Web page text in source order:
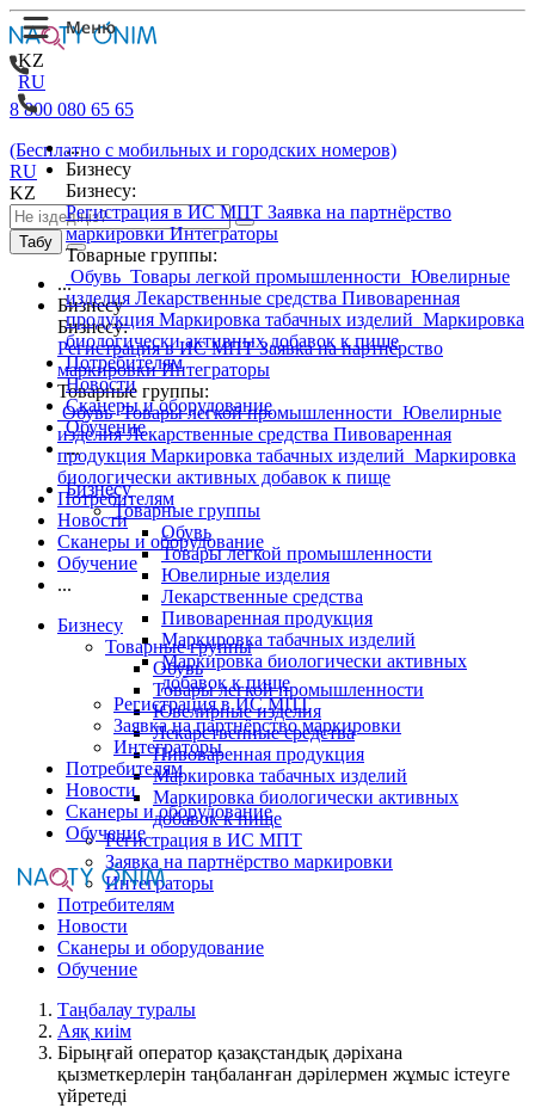
KZ
RU
...
Бизнесу
Бизнесу:
Регистрация в ИС МПТ Заявка на партнёрство
маркировкиИнтеграторы
Товарные группы:
Обувь Товары легкой промышленности Ювелирные
изделия Лекарственные средства Пивоваренная
продукция Маркировка табачных изделий Маркировка
биологически активных добавок к пище
Потребителям
Новости
Сканеры и оборудование
Обучение
...
Бизнесу
Товарные группы
Обувь
Товары легкой промышленности
Ювелирные изделия
Лекарственные средства
Пивоваренная продукция
Маркировка табачных изделий
Маркировка биологически активных
добавок к пище
Регистрация в ИС МПТ
Заявка на партнёрство маркировки
Интеграторы
Потребителям
Новости
Сканеры и оборудование
Обучение
8 800 080 65 65
(Бесплатно с мобильных и городских номеров)
RU
KZ
Табу
...
Бизнесу
Бизнесу:
Регистрация в ИС МПТЗаявка на партнёрство
маркировкиИнтеграторы
Товарные группы:
ОбувьТовары легкой промышленности Ювелирные
изделияЛекарственные средства Пивоваренная
продукция Маркировка табачных изделий Маркировка
биологически активных добавок к пище
Потребителям
Новости
Сканеры и оборудование
Обучение
...
Бизнесу
Товарные группы
Обувь
Товары легкой промышленности
Ювелирные изделия
Лекарственные средства
Пивоваренная продукция
Маркировка табачных изделий
Маркировка биологически активных
добавок к пище
Регистрация в ИС МПТ
Заявка на партнёрство маркировки
Интеграторы
Потребителям
Новости
Сканеры и оборудование
Обучение
Таңбалау туралы
Аяқ киім
Бірыңғай оператор қазақстандық дәріхана
қызметкерлерін таңбаланған дәрілермен жұмыс істеуге
үйретеді